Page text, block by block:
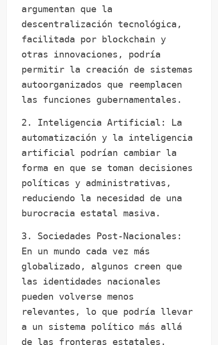
argumentan que la
descentralización tecnológica,
facilitada por blockchain y
otras innovaciones, podría
permitir la creación de sistemas
autoorganizados que reemplacen
las funciones gubernamentales.
2. Inteligencia Artificial: La
automatización y la inteligencia
artificial podrían cambiar la
forma en que se toman decisiones
políticas y administrativas,
reduciendo la necesidad de una
burocracia estatal masiva.
3. Sociedades Post-Nacionales:
En un mundo cada vez más
globalizado, algunos creen que
las identidades nacionales
pueden volverse menos
relevantes, lo que podría llevar
a un sistema político más allá
de las fronteras estatales.